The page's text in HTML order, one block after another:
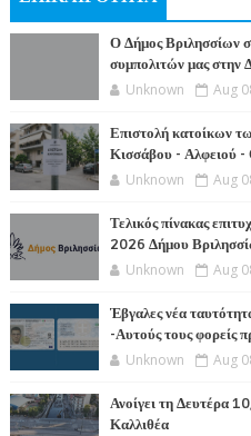
Ο Δήμος Βριλησσίων
συμπολιτών μας στην
Unknown Aug
Επιστολή κατοίκων
Κισσάβου - Αλφειού
Unknown Aug
Τελικός πίνακας
2026 Δήμου
Unknown Aug
Έβγαλες νέα
-Αυτούς τους φορείς
Unknown Aug
Ανοίγει τη Δευτέρα
Καλλιθέα